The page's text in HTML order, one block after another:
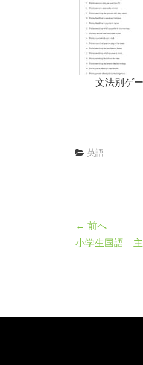
文法別ゲ
英語
← 前へ
小学生国語